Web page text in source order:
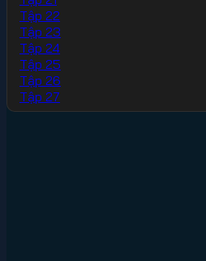
Tập 22
Tập 23
Tập 24
Tập 25
Tập 26
Tập 27